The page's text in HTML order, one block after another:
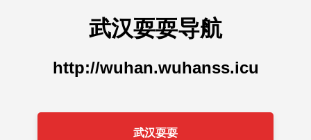
武汉耍耍导航
http://wuhan.wuhanss.icu
武汉耍耍